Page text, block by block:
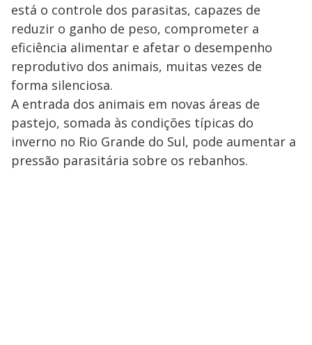
está o controle dos parasitas, capazes de
reduzir o ganho de peso, comprometer a
eficiência alimentar e afetar o desempenho
reprodutivo dos animais, muitas vezes de
forma silenciosa.
A entrada dos animais em novas áreas de
pastejo, somada às condições típicas do
inverno no Rio Grande do Sul, pode aumentar a
pressão parasitária sobre os rebanhos.